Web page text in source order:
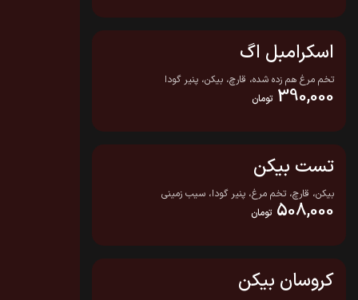
اسکرامبل اگ
تخم مرغ هم زده شده، قارچ، بیکن، پنیر گودا
390,000 تومان
تست بیکن
بیکن، قارچ، تخم مرغ، پنیر گودا، سیب زمینی
508,000 تومان
کروسان بیکن